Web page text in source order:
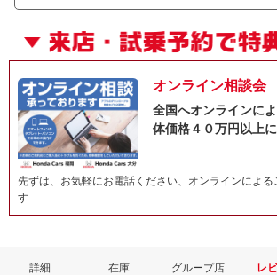
オンライン相談会
全国へオンラインに
体価格４０万円以上
先ずは、お気軽にお電話ください、オンラインによる
す
詳細 在庫 グループ店 レ